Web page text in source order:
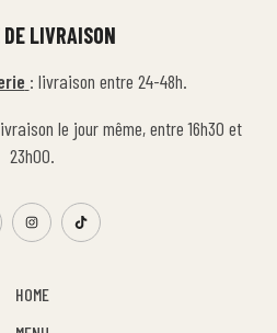
HOME
DE LIVRAISON
: livraison entre 24-48h.
le jour même, entre 16h30 et
23h00.